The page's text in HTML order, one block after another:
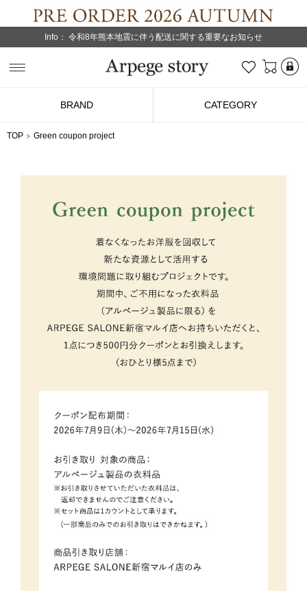
Info： 令和8年熊本地震に伴う配送に関する重要なお知らせ
お気に入り
BRAND CATEGORY
TOP Green coupon project